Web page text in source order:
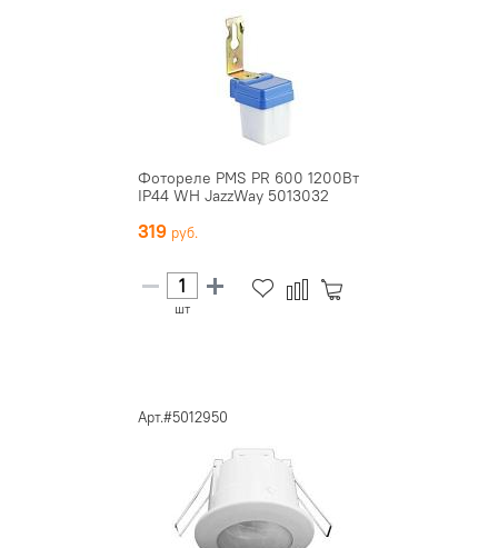
Фотореле PMS PR 600 1200Вт
IP44 WH JazzWay 5013032
319
шт
Арт.#5012950